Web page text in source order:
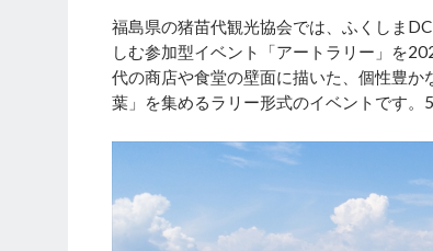
福島県の猪苗代観光協会では、ふくしま
しむ参加型イベント「アートラリー」を
代の商店や食堂の壁面に描いた、個性豊
葉」を集めるラリー形式のイベントです。